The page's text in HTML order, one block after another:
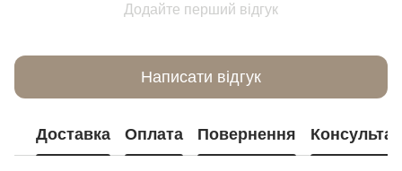
Додайте перший відгук
Написати відгук
Доставка Оплата Повернення